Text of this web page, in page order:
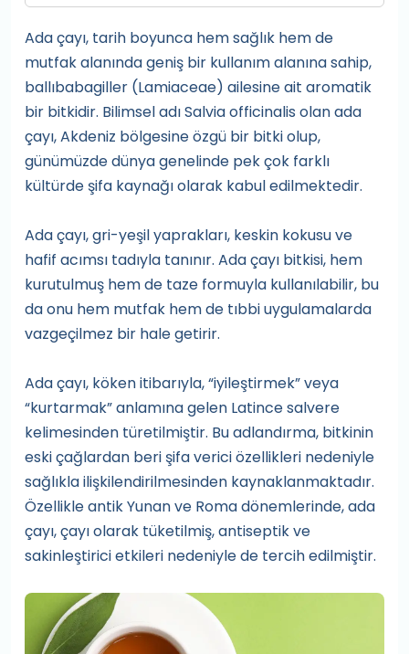
Ada çayı, tarih boyunca hem sağlık hem de
mutfak alanında geniş bir kullanım alanına sahip,
ballıbabagiller (Lamiaceae) ailesine ait aromatik
bir bitkidir. Bilimsel adı Salvia officinalis olan ada
çayı, Akdeniz bölgesine özgü bir bitki olup,
günümüzde dünya genelinde pek çok farklı
kültürde şifa kaynağı olarak kabul edilmektedir.
Ada çayı, gri-yeşil yaprakları, keskin kokusu ve
hafif acımsı tadıyla tanınır. Ada çayı bitkisi, hem
kurutulmuş hem de taze formuyla kullanılabilir, bu
da onu hem mutfak hem de tıbbi uygulamalarda
vazgeçilmez bir hale getirir.
Ada çayı, köken itibarıyla, “iyileştirmek” veya
“kurtarmak” anlamına gelen Latince salvere
kelimesinden türetilmiştir. Bu adlandırma, bitkinin
eski çağlardan beri şifa verici özellikleri nedeniyle
sağlıkla ilişkilendirilmesinden kaynaklanmaktadır.
Özellikle antik Yunan ve Roma dönemlerinde, ada
çayı, çayı olarak tüketilmiş, antiseptik ve
sakinleştirici etkileri nedeniyle de tercih edilmiştir.